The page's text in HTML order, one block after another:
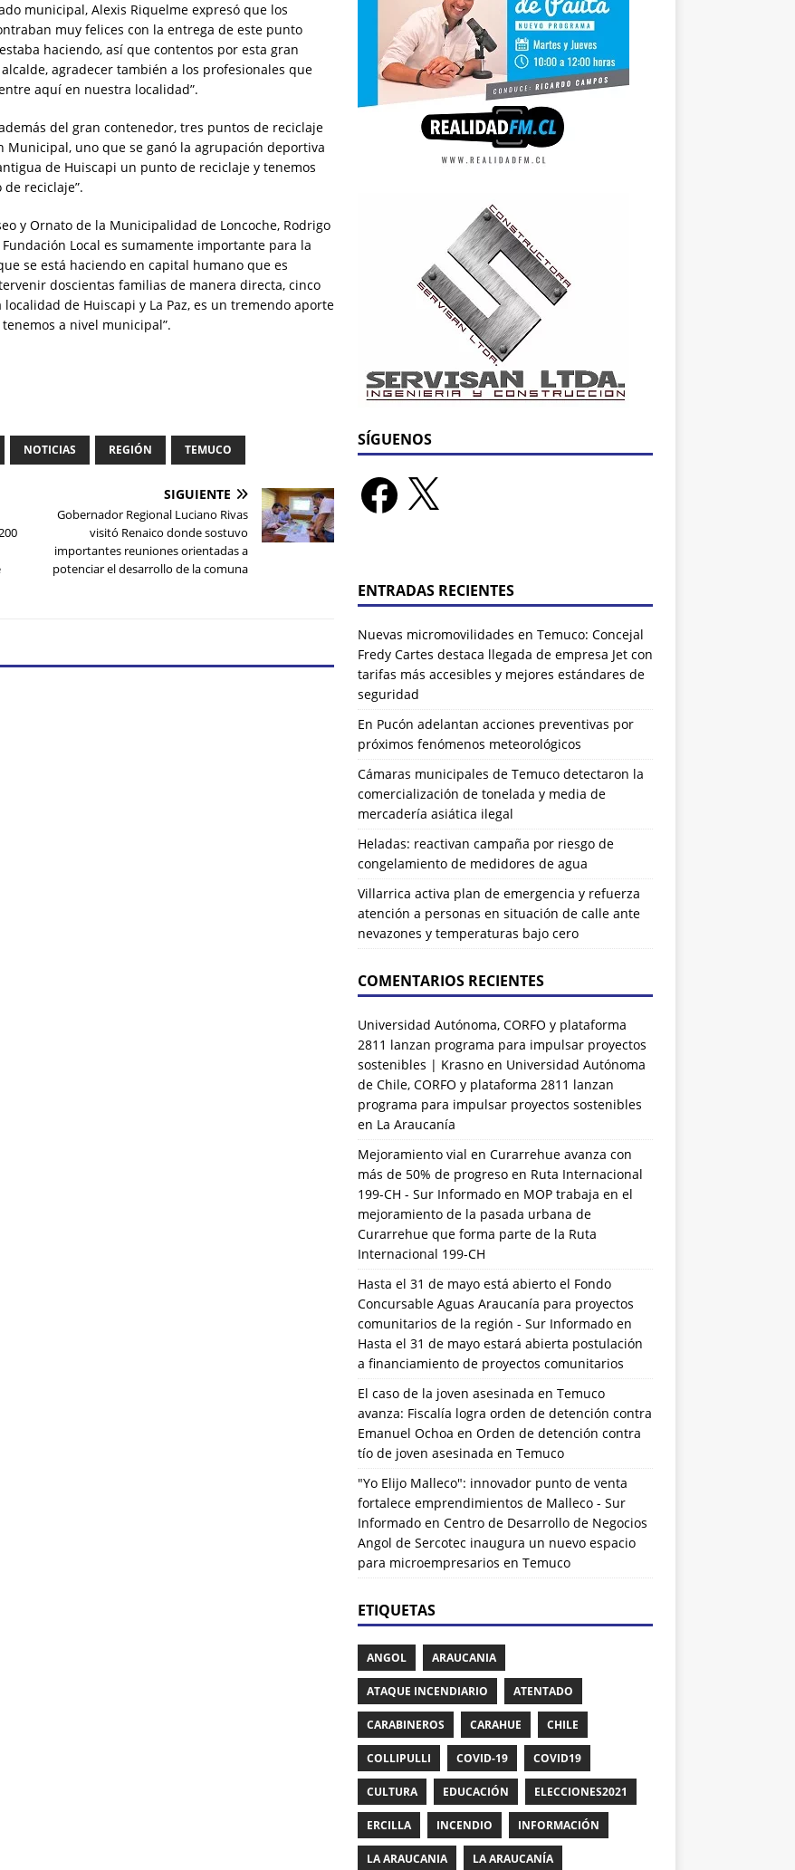
municipal, Alexis Riquelme expresó que los
muy felices con la entrega de este punto
haciendo, así que contentos por esta gran
agradecer también a los profesionales que
aquí en nuestra localidad”.
del gran contenedor, tres puntos de reciclaje
Municipal, uno que se ganó la agrupación deportiva
de Huiscapi un punto de reciclaje y tenemos
reciclaje”.
y Ornato de la Municipalidad de Loncoche, Rodrigo
Local es sumamente importante para la
se está haciendo en capital humano que es
doscientas familias de manera directa, cinco
de Huiscapi y La Paz, es un tremendo aporte
a nivel municipal”.
NOTICIAS REGIÓN TEMUCO
SIGUIENTE
Gobernador Regional Luciano Rivas
visitó Renaico donde sostuvo
importantes reuniones orientadas a
potenciar el desarrollo de la comuna
SÍGUENOS
ENTRADAS RECIENTES
Nuevas micromovilidades en Temuco: Concejal
Fredy Cartes destaca llegada de empresa Jet con
tarifas más accesibles y mejores estándares de
seguridad
En Pucón adelantan acciones preventivas por
próximos fenómenos meteorológicos
Cámaras municipales de Temuco detectaron la
comercialización de tonelada y media de
mercadería asiática ilegal
Heladas: reactivan campaña por riesgo de
congelamiento de medidores de agua
Villarrica activa plan de emergencia y refuerza
atención a personas en situación de calle ante
nevazones y temperaturas bajo cero
COMENTARIOS RECIENTES
Universidad Autónoma, CORFO y plataforma
2811 lanzan programa para impulsar proyectos
sostenibles | Krasnoen Universidad Autónoma
de Chile, CORFO y plataforma 2811 lanzan
programa para impulsar proyectos sostenibles
en La Araucanía
Mejoramiento vial en Curarrehue avanza con
más de 50% de progreso en Ruta Internacional
199-CH - Sur Informadoen MOP trabaja en el
mejoramiento de la pasada urbana de
Curarrehue que forma parte de la Ruta
Internacional 199-CH
Hasta el 31 de mayo está abierto el Fondo
Concursable Aguas Araucanía para proyectos
comunitarios de la región - Sur Informadoen
Hasta el 31 de mayo estará abierta postulación
a financiamiento de proyectos comunitarios
El caso de la joven asesinada en Temuco
avanza: Fiscalía logra orden de detención contra
Emanuel Ochoa en Orden de detención contra
tío de joven asesinada en Temuco
"Yo Elijo Malleco": innovador punto de venta
fortalece emprendimientos de Malleco - Sur
Informadoen Centro de Desarrollo de Negocios
Angol de Sercotec inaugura un nuevo espacio
para microempresarios en Temuco
ETIQUETAS
ANGOL ARAUCANIA
ATAQUE INCENDIARIO ATENTADO
CARABINEROS CARAHUE CHILE
COLLIPULLI COVID-19 COVID19
CULTURA EDUCACIÓN ELECCIONES2021
ERCILLA INCENDIO INFORMACIÓN
LA ARAUCANIA LA ARAUCANÍA